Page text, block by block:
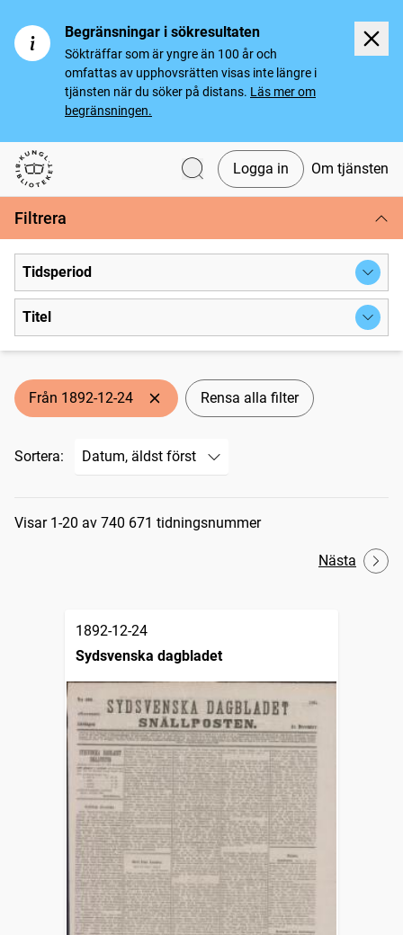
Begränsningar i sökresultaten
Sökträffar som är yngre än 100 år och
omfattas av upphovsrätten visas inte längre i
tjänsten när du söker på distans. Läs mer om
begränsningen.
Svenska tidningar
Logga in Om tjänsten
Filtrera
Tidsperiod
Titel
Från 1892-12-24 Rensa alla filter
Sortera:
Sökresultat
Visar 1-20 av 740 671 tidningsnummer
Nästa
1892-12-24
Sydsvenska dagbladet